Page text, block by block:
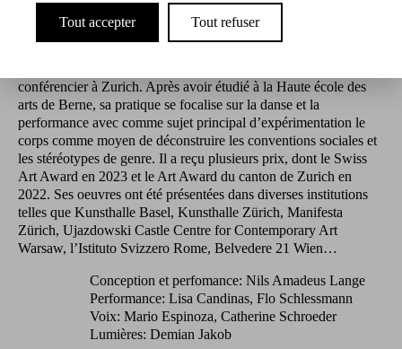
époques médiévale et avant-gardiste dans les rituels performatifs
conférencier à Zurich. Après avoir étudié à la Haute école des
arts de Berne, sa pratique se focalise sur la danse et la
performance avec comme sujet principal d’expérimentation le
corps comme moyen de déconstruire les conventions sociales et
les stéréotypes de genre. Il a reçu plusieurs prix, dont le Swiss
Art Award en 2023 et le Art Award du canton de Zurich en
2022. Ses oeuvres ont été présentées dans diverses institutions
telles que Kunsthalle Basel, Kunsthalle Zürich, Manifesta
Zürich, Ujazdowski Castle Centre for Contemporary Art
Warsaw, l’Istituto Svizzero Rome, Belvedere 21 Wien…
Conception et perfomance: Nils Amadeus Lange
Performance: Lisa Candinas, Flo Schlessmann
Voix: Mario Espinoza, Catherine Schroeder
Lumières: Demian Jakob
Tout accepter Tout refuser